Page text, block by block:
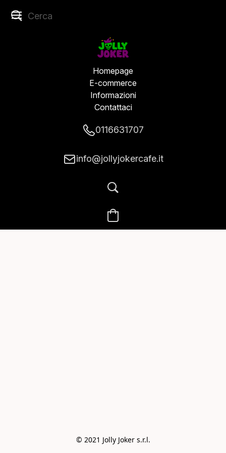
Homepage
E-commerce
Informazioni
Contattaci
0116631707
info@jollyjokercafe.it
© 2021 Jolly Joker s.r.l.